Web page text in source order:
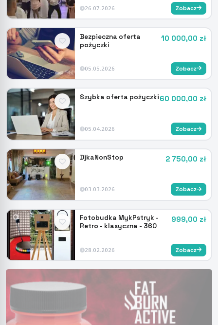
26.07.2026 Zobacz
Bezpieczna oferta
pożyczki
10 000,00 zł
05.05.2026 Zobacz
Szybka oferta pożyczki60 000,00 zł
05.04.2026 Zobacz
DjkaNonStop 2 750,00 zł
03.03.2026 Zobacz
Fotobudka MykPstryk -
Retro - klasyczna - 360
999,00 zł
28.02.2026 Zobacz